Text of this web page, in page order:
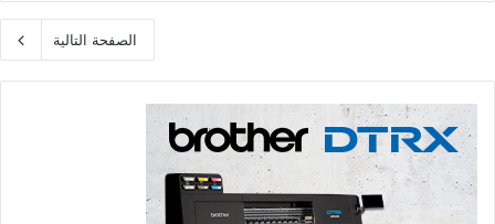
الصفحة التالية